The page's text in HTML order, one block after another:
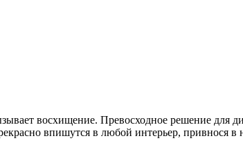
восхищение. Превосходное решение для
впишутся в любой интерьер, привнося в